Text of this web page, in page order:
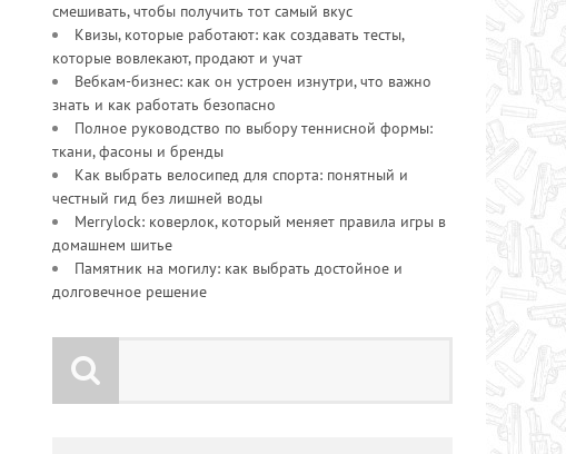
смешивать, чтобы получить тот самый вкус
Квизы, которые работают: как создавать тесты,
которые вовлекают, продают и учат
Вебкам-бизнес: как он устроен изнутри, что важно
знать и как работать безопасно
Полное руководство по выбору теннисной формы:
ткани, фасоны и бренды
Как выбрать велосипед для спорта: понятный и
честный гид без лишней воды
Merrylock: коверлок, который меняет правила игры в
домашнем шитье
Памятник на могилу: как выбрать достойное и
долговечное решение